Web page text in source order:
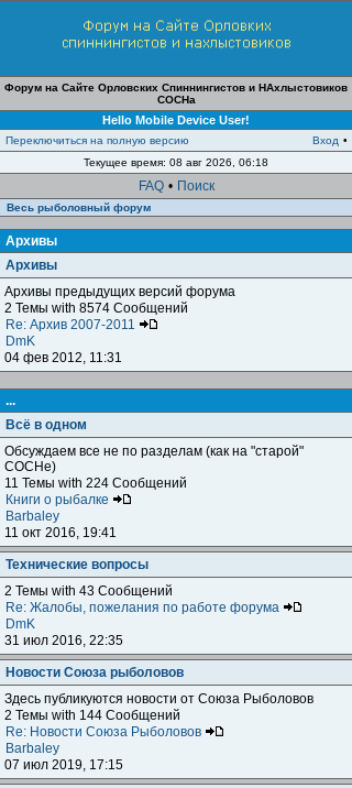
Форум на Сайте Орловских Спиннингистов и НАхлыстовиков
СОСНа
Hello Mobile Device User!
Переключиться на полную версию Вход •
Текущее время: 08 авг 2026, 06:18
FAQ • Поиск
Весь рыболовный форум
Архивы
Архивы
Архивы предыдущих версий форума
2 Темы with 8574 Сообщений
Re: Архив 2007-2011
DmK
04 фев 2012, 11:31
...
Всё в одном
Обсуждаем все не по разделам (как на "старой"
СОСНе)
11 Темы with 224 Сообщений
Книги о рыбалке
Barbaley
11 окт 2016, 19:41
Технические вопросы
2 Темы with 43 Сообщений
Re: Жалобы, пожелания по работе форума
DmK
31 июл 2016, 22:35
Новости Союза рыболовов
Здесь публикуются новости от Союза Рыболовов
2 Темы with 144 Сообщений
Re: Новости Союза Рыболовов
Barbaley
07 июл 2019, 17:15